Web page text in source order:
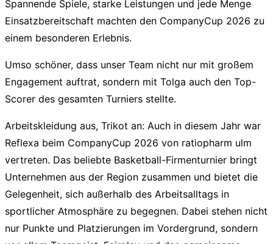
Spannende Spiele, starke Leistungen und jede Menge
Einsatzbereitschaft machten den CompanyCup 2026 zu
einem besonderen Erlebnis.
Umso schöner, dass unser Team nicht nur mit großem
Engagement auftrat, sondern mit Tolga auch den Top-
Scorer des gesamten Turniers stellte.
Arbeitskleidung aus, Trikot an: Auch in diesem Jahr war
Reflexa beim CompanyCup 2026 von ratiopharm ulm
vertreten. Das beliebte Basketball-Firmenturnier bringt
Unternehmen aus der Region zusammen und bietet die
Gelegenheit, sich außerhalb des Arbeitsalltags in
sportlicher Atmosphäre zu begegnen. Dabei stehen nicht
nur Punkte und Platzierungen im Vordergrund, sondern